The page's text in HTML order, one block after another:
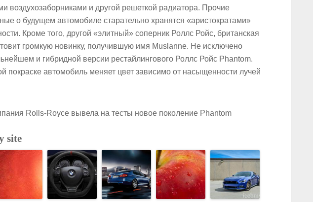
воздухозаборниками и другой решеткой радиатора. Прочие
о будущем автомобиле старательно хранятся «аристократами»
Кроме того, другой «элитный» соперник Роллс Ройс, британская
громкую новинку, получившую имя Muslanne. Не исключено
и гибридной версии рестайлингового Роллс Ройс Phantom.
покраске автомобиль меняет цвет зависимо от насыщенности лучей
site